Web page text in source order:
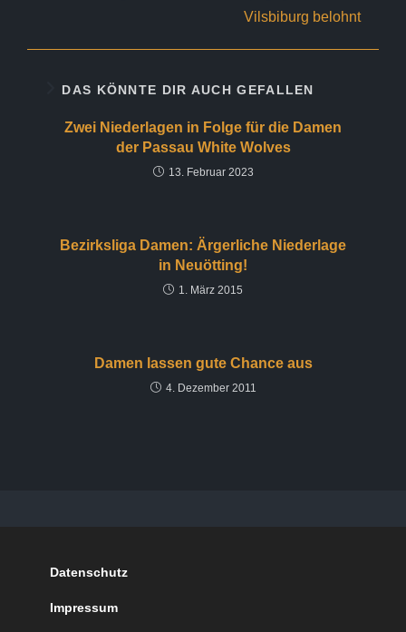
Vilsbiburg belohnt
DAS KÖNNTE DIR AUCH GEFALLEN
Zwei Niederlagen in Folge für die Damen
der Passau White Wolves
13. Februar 2023
Bezirksliga Damen: Ärgerliche Niederlage
in Neuötting!
1. März 2015
Damen lassen gute Chance aus
4. Dezember 2011
Datenschutz
Impressum